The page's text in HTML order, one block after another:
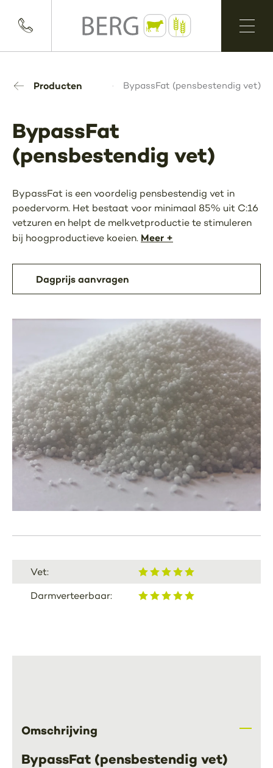
Producten BypassFat (pensbestendig vet)
BypassFat
(pensbestendig vet)
BypassFat is een voordelig pensbestendig vet in
poedervorm. Het bestaat voor minimaal 85% uit C:16
vetzuren en helpt de melkvetproductie te stimuleren
bij hoogproductieve koeien. Meer +
Dagprijs aanvragen
Vet:
Darmverteerbaar:
Omschrijving
BypassFat (pensbestendig vet)